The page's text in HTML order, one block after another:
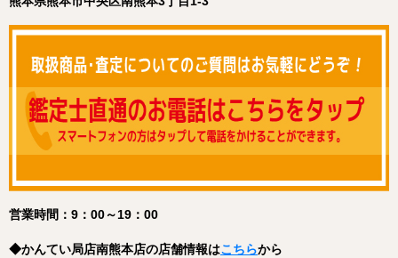
営業時間：9：00～19：00
◆かんてい局店南熊本店の店舗情報はこちらから